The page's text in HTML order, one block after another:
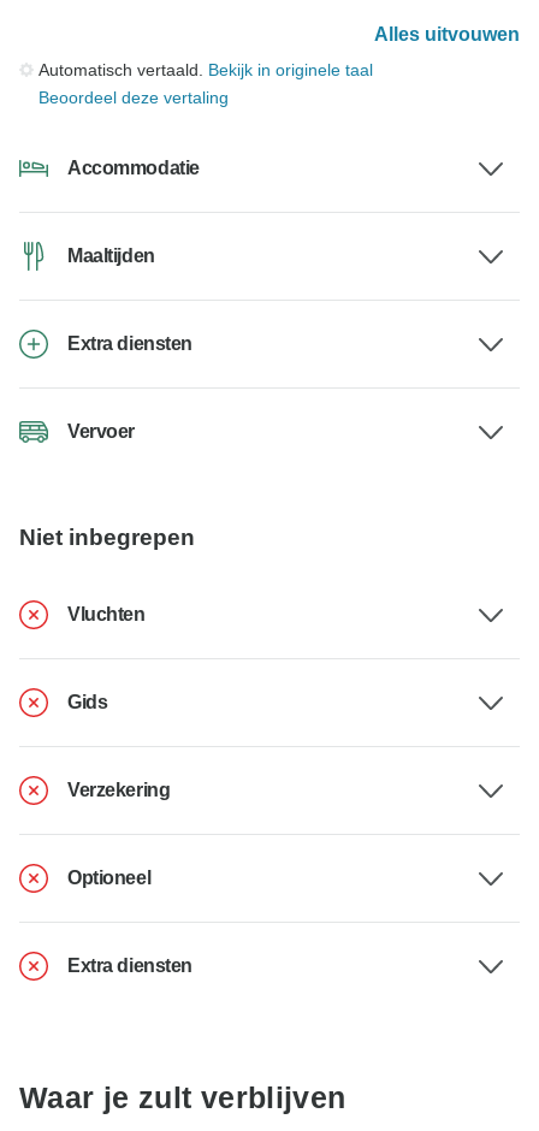
Alles uitvouwen
Automatisch vertaald. Bekijk in originele taal
Beoordeel deze vertaling
Accommodatie
Maaltijden
Extra diensten
Vervoer
Niet inbegrepen
Vluchten
Gids
Verzekering
Optioneel
Extra diensten
Waar je zult verblijven